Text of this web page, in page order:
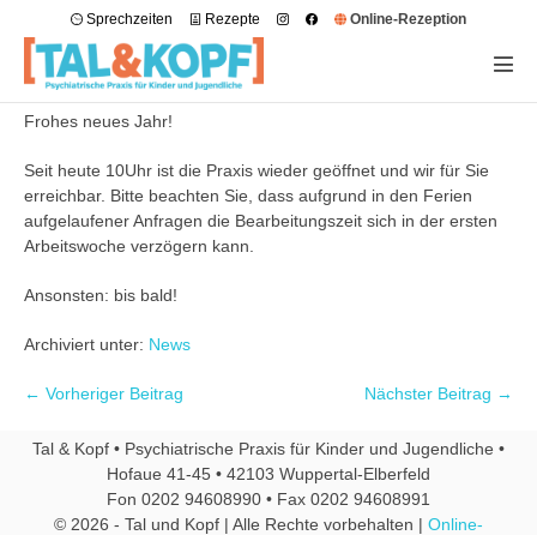
Sprechzeiten Rezepte Online-Rezeption
Frohes neues Jahr!
Seit heute 10Uhr ist die Praxis wieder geöffnet und wir für Sie
erreichbar. Bitte beachten Sie, dass aufgrund in den Ferien
aufgelaufener Anfragen die Bearbeitungszeit sich in der ersten
Arbeitswoche verzögern kann.
Ansonsten: bis bald!
Archiviert unter: News
← Vorheriger Beitrag Nächster Beitrag →
Tal & Kopf • Psychiatrische Praxis für Kinder und Jugendliche •
Hofaue 41-45 • 42103 Wuppertal-Elberfeld
Fon 0202 94608990 • Fax 0202 94608991
© 2026 - Tal und Kopf | Alle Rechte vorbehalten | Online-